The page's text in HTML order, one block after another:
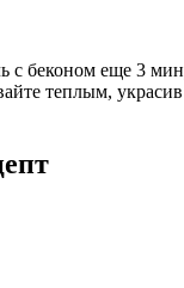
с беконом еще 3
теплым,